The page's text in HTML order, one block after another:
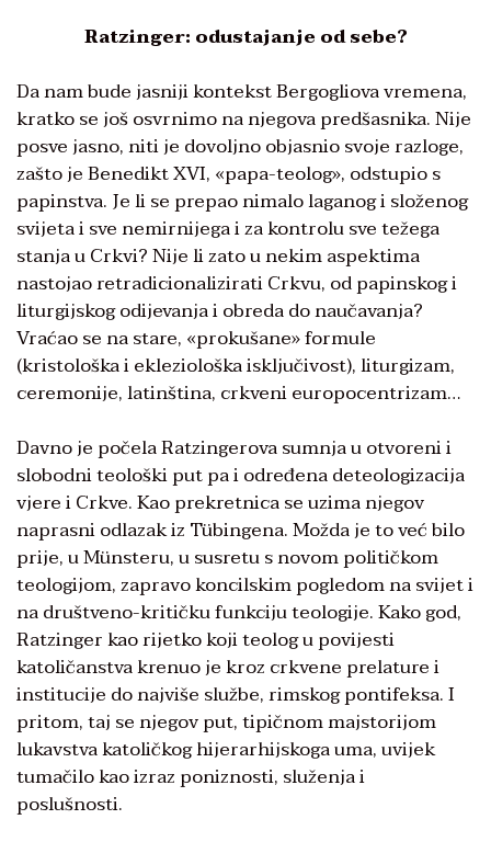
Ratzinger: odustajanje od sebe?
Da nam bude jasniji kontekst Bergogliova vremena,
kratko se još osvrnimo na njegova predšasnika. Nije
posve jasno, niti je dovoljno objasnio svoje razloge,
zašto je Benedikt XVI, «papa-teolog», odstupio s
papinstva. Je li se prepao nimalo laganog i složenog
svijeta i sve nemirnijega i za kontrolu sve težega
stanja u Crkvi? Nije li zato u nekim aspektima
nastojao retradicionalizirati Crkvu, od papinskog i
liturgijskog odijevanja i obreda do naučavanja?
Vraćao se na stare, «prokušane» formule
(kristološka i ekleziološka isključivost), liturgizam,
ceremonije, latinština, crkveni europocentrizam…
Davno je počela Ratzingerova sumnja u otvoreni i
slobodni teološki put pa i određena deteologizacija
vjere i Crkve. Kao prekretnica se uzima njegov
naprasni odlazak iz Tübingena. Možda je to već bilo
prije, u Münsteru, u susretu s novom političkom
teologijom, zapravo koncilskim pogledom na svijet i
na društveno-kritičku funkciju teologije. Kako god,
Ratzinger kao rijetko koji teolog u povijesti
katoličanstva krenuo je kroz crkvene prelature i
institucije do najviše službe, rimskog pontifeksa. I
pritom, taj se njegov put, tipičnom majstorijom
lukavstva katoličkog hijerarhijskoga uma, uvijek
tumačilo kao izraz poniznosti, služenja i
poslušnosti.